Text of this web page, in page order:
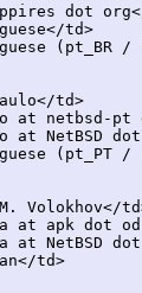
dot
td>
(pt_BR /
td>
netbsd-pt
NetBSD dot
(pt_PT /
Volokhov</
apk dot od
NetBSD
td>